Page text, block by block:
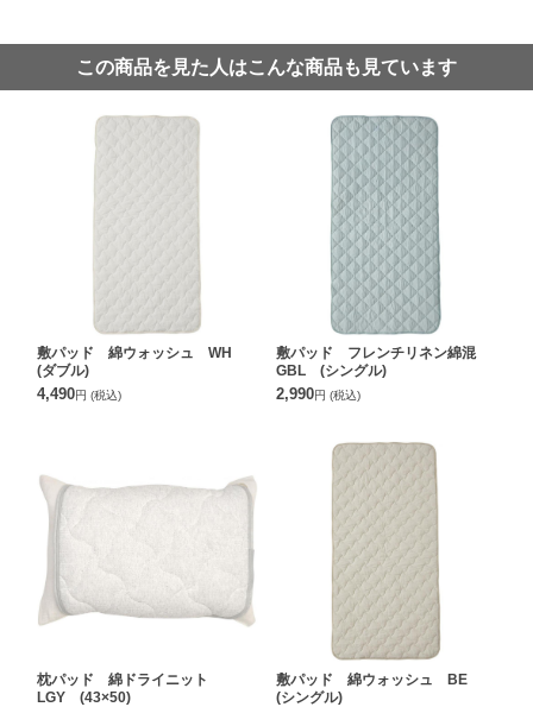
この商品を見た人はこんな商品も見ています
敷パッド 綿ウォッシュ WH
(ダブル)
4,490円 (税込)
敷パッド フレンチリネン綿混
GBL (シングル)
2,990円 (税込)
枕パッド 綿ドライニット
LGY (43×50)
敷パッド 綿ウォッシュ BE
(シングル)